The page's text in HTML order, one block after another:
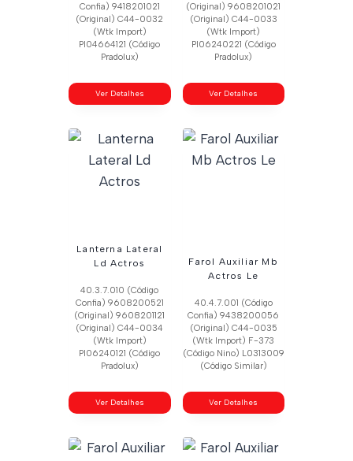
Confia) 9418201021
(Original) C44-0032
(Wtk Import)
Pl04664121 (Código
Pradolux)
Ver Detalhes
(Original) 9608201021
(Original) C44-0033
(Wtk Import)
Pl06240221 (Código
Pradolux)
Ver Detalhes
Lanterna Lateral
Ld Actros
40.3.7.010 (Código
Confia) 9608200521
(Original) 9608201121
(Original) C44-0034
(Wtk Import)
Pl06240121 (Código
Pradolux)
Ver Detalhes
Farol Auxiliar Mb
Actros Le
40.4.7.001 (Código
Confia) 9438200056
(Original) C44-0035
(Wtk Import) F-373
(Código Nino) L0313009
(Código Similar)
Ver Detalhes